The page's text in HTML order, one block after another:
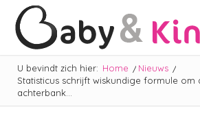
U bevindt zich hier: Home / Nieuws /
Statisticus schrijft wiskundige formule om
achterbank...